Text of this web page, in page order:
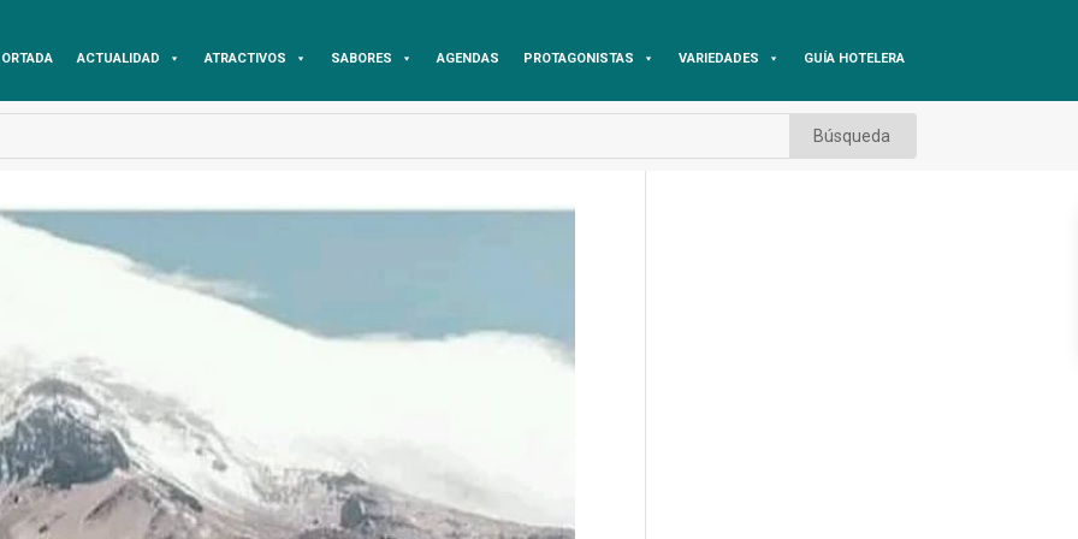
ACTUALIDAD ATRACTIVOS SABORES AGENDAS PROTAGONISTAS VARIEDADES GUÍA HOTELERA